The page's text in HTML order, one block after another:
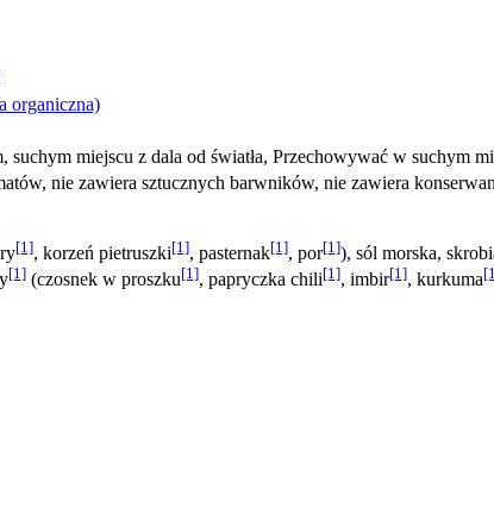
organiczna)
suchym miejscu z dala od światła, Przechowywać w suchym
nie zawiera sztucznych barwników, nie zawiera
[1], korzeń pietruszki[1], pasternak[1], por[1]), sól morska,
[1] (czosnek w proszku[1], papryczka chili[1], imbir[1], kurkuma